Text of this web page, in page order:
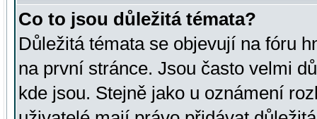
Co to jsou důležitá témata?
Důležitá témata se objevují na fóru
na první stránce. Jsou často velmi
kde jsou. Stejně jako u oznámení